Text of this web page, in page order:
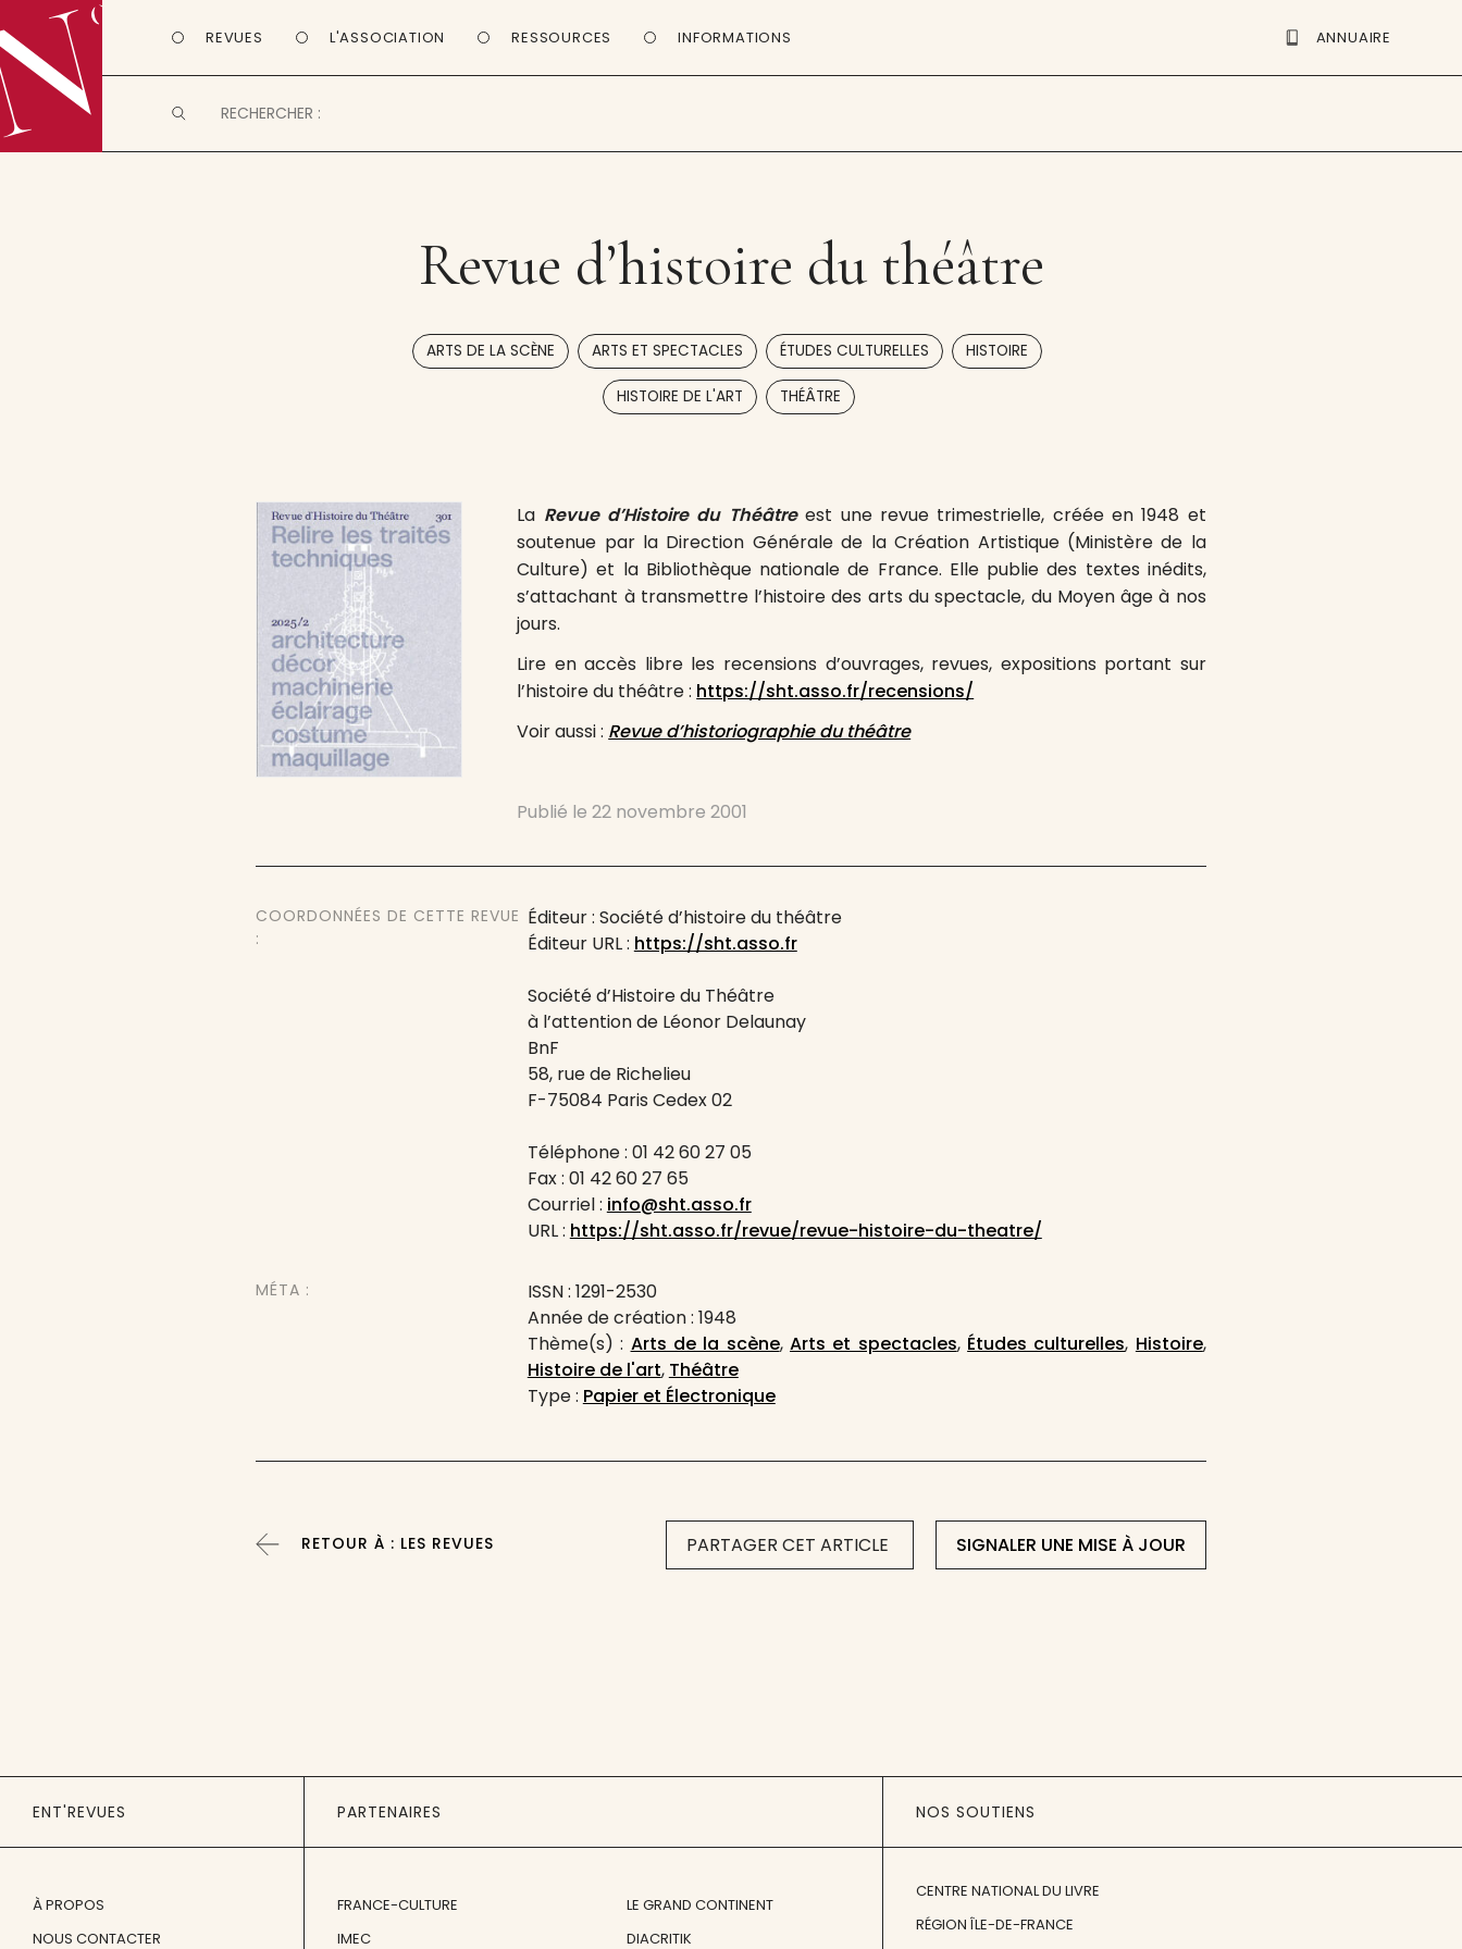
REVUES L'ASSOCIATION RESSOURCES INFORMATIONS ANNUAIRE
Revue d’histoire du théâtre
ARTS DE LA SCÈNE ARTS ET SPECTACLES ÉTUDES CULTURELLES HISTOIRE
HISTOIRE DE L'ART THÉÂTRE
La Revue d’Histoire du Théâtreest une revue trimestrielle, créée en 1948 et
soutenue par la Direction Générale de la Création Artistique (Ministère de la
Culture) et la Bibliothèque nationale de France. Elle publie des textes inédits,
s’attachant à transmettre l’histoire des arts du spectacle, du Moyen âge à nos
jours.
Lire en accès libre les recensions d’ouvrages, revues, expositions portant sur
l’histoire du théâtre : https://sht.asso.fr/recensions/
Voir aussi : Revue d’historiographie du théâtre
Publié le22 novembre 2001
COORDONNÉES DE CETTE REVUE
:
Éditeur : Société d’histoire du théâtre
Éditeur URL : https://sht.asso.fr
Société d’Histoire du Théâtre
à l’attention de Léonor Delaunay
BnF
58, rue de Richelieu
F-75084 Paris Cedex 02
Téléphone : 01 42 60 27 05
Fax : 01 42 60 27 65
Courriel : info@sht.asso.fr
URL : https://sht.asso.fr/revue/revue-histoire-du-theatre/
MÉTA :
ISSN : 1291-2530
Année de création : 1948
Thème(s) : Arts de la scène, Arts et spectacles, Études culturelles, Histoire,
Histoire de l'art, Théâtre
Type : Papier et Électronique
PARTAGER CET ARTICLE SIGNALER UNE MISE À JOUR
RETOUR À : LES REVUES
ENT'REVUES
À PROPOS
NOUS CONTACTER
PARTENAIRES
FRANCE-CULTURE
IMEC
LE GRAND CONTINENT
DIACRITIK
NOS SOUTIENS
CENTRE NATIONAL DU LIVRE
RÉGION ÎLE-DE-FRANCE